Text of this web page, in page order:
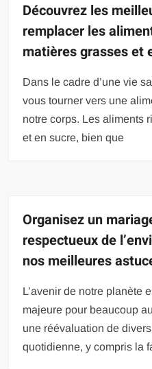
Découvrez les
remplacer les
matières grasses et
Dans le cadre d’une vie
vous tourner vers une
notre corps. Les aliments
et en sucre, bien que
Organisez un
respectueux de
nos meilleures
L’avenir de notre planète
majeure pour beaucoup
une réévaluation de
quotidienne, y compris la